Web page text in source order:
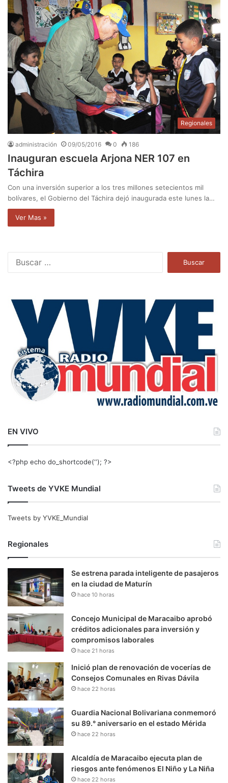
Regionales
administración 09/05/2016 0 186
Inauguran escuela Arjona NER 107 en
Táchira
Con una inversión superior a los tres millones setecientos mil
bolívares, el Gobierno del Táchira dejó inaugurada este lunes la…
Ver Mas »
a
EN VIVO
<?php echo do_shortcode(‘‘); ?>
Tweets de YVKE Mundial
Tweets by YVKE_Mundial
Regionales
Se estrena parada inteligente de pasajeros
en la ciudad de Maturín
hace 10 horas
Concejo Municipal de Maracaibo aprobó
créditos adicionales para inversión y
compromisos laborales
hace 21 horas
Inició plan de renovación de vocerías de
Consejos Comunales en Rivas Dávila
hace 22 horas
Guardia Nacional Bolivariana conmemoró
su 89.° aniversario en el estado Mérida
hace 22 horas
Alcaldía de Maracaibo ejecuta plan de
riesgos ante fenómenos El Niño y La Niña
hace 22 horas